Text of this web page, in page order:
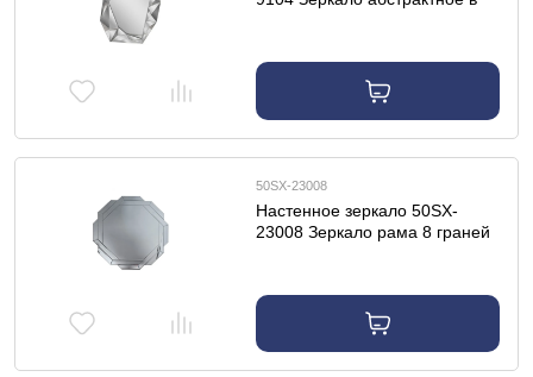
50SX-23008
Настенное зеркало 50SX-
23008 Зеркало рама 8 граней